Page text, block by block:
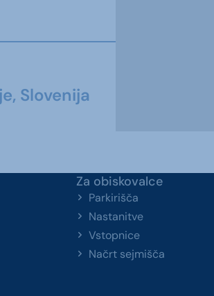
Slovenija
Za obiskovalce
Parkirišča
Nastanitve
Vstopnice
Načrt sejmišča